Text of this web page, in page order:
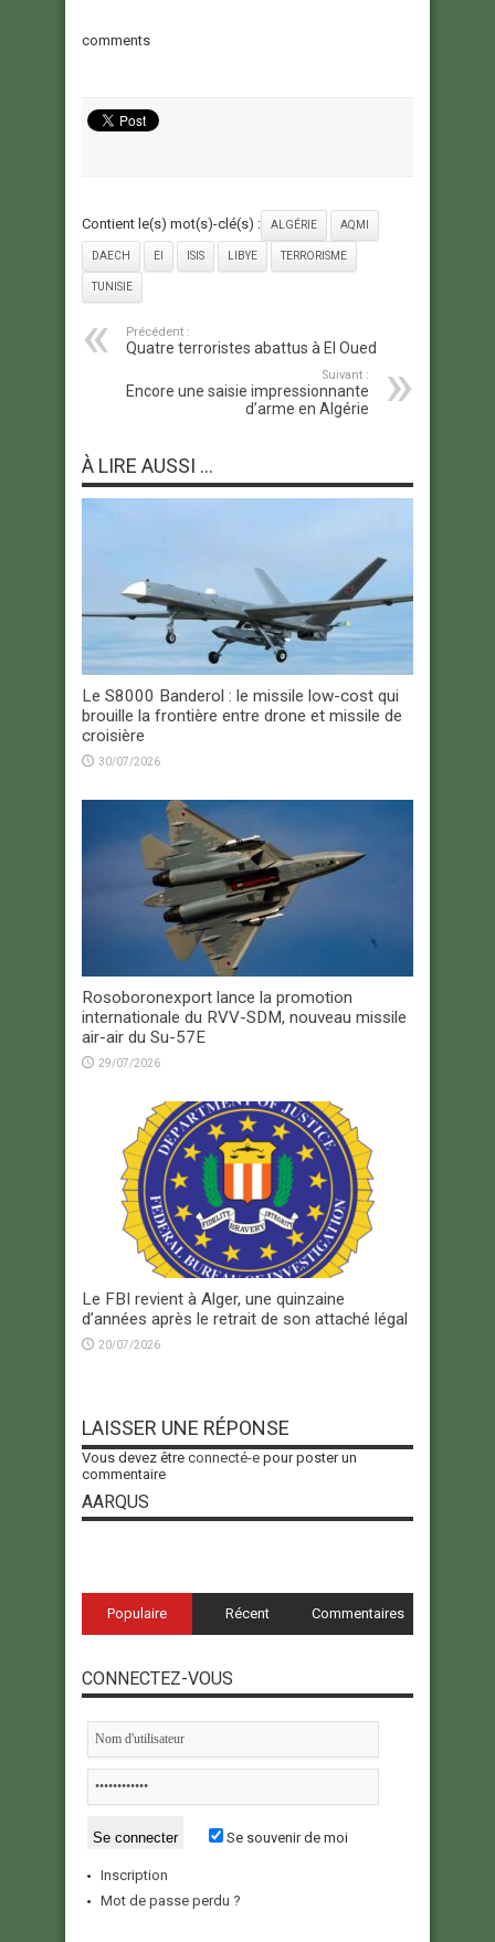
comments
Contient le(s) mot(s)-clé(s) : ALGÉRIE AQMI
DAECH EI ISIS LIBYE TERRORISME
TUNISIE
Précédent :
Quatre terroristes abattus à El Oued
Suivant :
Encore une saisie impressionnante
d’arme en Algérie
À LIRE AUSSI ...
Le S8000 Banderol : le missile low-cost qui
brouille la frontière entre drone et missile de
croisière
30/07/2026
Rosoboronexport lance la promotion
internationale du RVV-SDM, nouveau missile
air-air du Su-57E
29/07/2026
Le FBI revient à Alger, une quinzaine
d’années après le retrait de son attaché légal
20/07/2026
LAISSER UNE RÉPONSE
Vous devez être connecté-e pour poster un
commentaire
AARQUS
Populaire Récent Commentaires
CONNECTEZ-VOUS
Se souvenir de moi
Inscription
Mot de passe perdu ?